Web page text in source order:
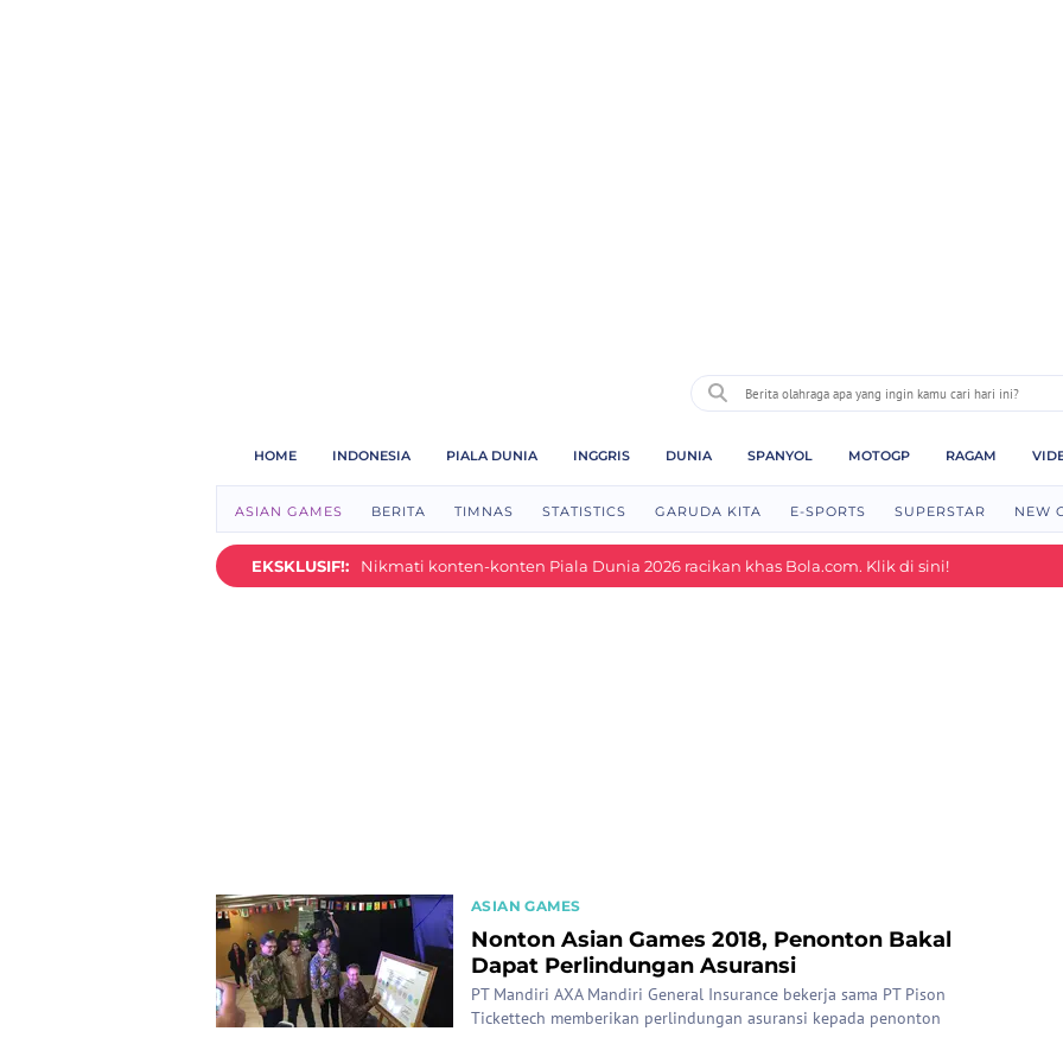
HOME INDONESIA PIALA DUNIA INGGRIS DUNIA SPANYOL MOTOGP RAGAM
ASIAN GAMES BERITA TIMNAS STATISTICS GARUDA KITA E-SPORTS SUPERSTAR NEW
EKSKLUSIF!: Nikmati konten-konten Piala Dunia 2026 racikan khas Bola.com. Klik di sini!
ASIAN GAMES
Nonton Asian Games 2018, Penonton Bakal
Dapat Perlindungan Asuransi
PT Mandiri AXA Mandiri General Insurance bekerja sama PT Pison
Tickettech memberikan perlindungan asuransi kepada penonton